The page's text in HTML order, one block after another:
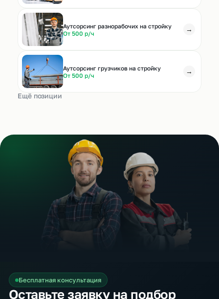
Аутсорсинг разнорабочих на стройку
От 500 р/ч
→
Аутсорсинг грузчиков на стройку
От 500 р/ч
→
Ещё позиции
Бесплатная консультация
Оставьте заявку на подбор